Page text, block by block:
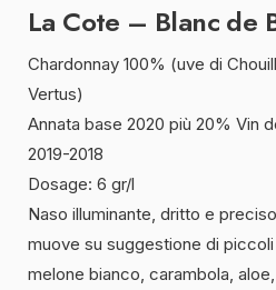
La Cote – Blanc de
Chardonnay 100% (uve di
Vertus)
Annata base 2020 più 20% Vin
2019-2018
Dosage: 6 gr/l
Naso illuminante, dritto e
muove su suggestione di
melone bianco, carambola,